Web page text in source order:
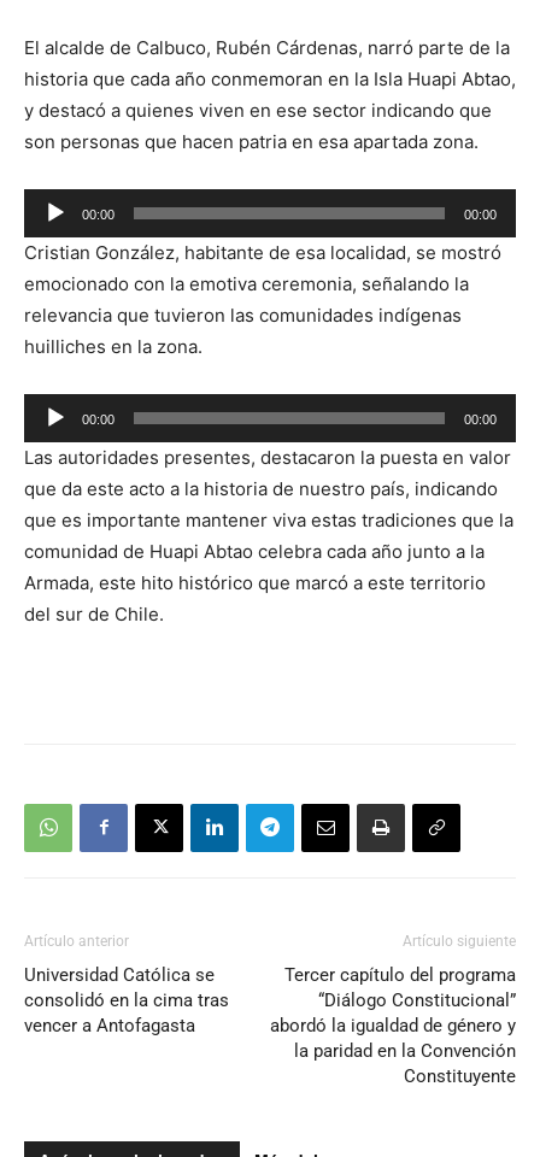
El alcalde de Calbuco, Rubén Cárdenas, narró parte de la
historia que cada año conmemoran en la Isla Huapi Abtao,
y destacó a quienes viven en ese sector indicando que
son personas que hacen patria en esa apartada zona.
Reproductor
de
audio
00:00 00:00
Cristian González, habitante de esa localidad, se mostró
emocionado con la emotiva ceremonia, señalando la
relevancia que tuvieron las comunidades indígenas
huilliches en la zona.
Reproductor
de
audio
00:00 00:00
Las autoridades presentes, destacaron la puesta en valor
que da este acto a la historia de nuestro país, indicando
que es importante mantener viva estas tradiciones que la
comunidad de Huapi Abtao celebra cada año junto a la
Armada, este hito histórico que marcó a este territorio
del sur de Chile.
Artículo anterior
Universidad Católica se
consolidó en la cima tras
vencer a Antofagasta
Artículo siguiente
Tercer capítulo del programa
“Diálogo Constitucional”
abordó la igualdad de género y
la paridad en la Convención
Constituyente